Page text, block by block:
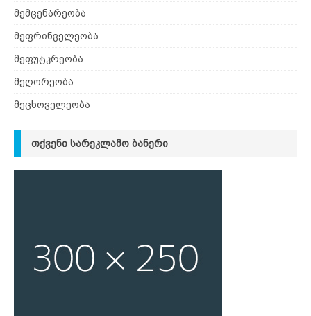
მემცენარეობა
მეფრინველეობა
მეფუტკრეობა
მეღორეობა
მეცხოველეობა
ᲗᲥᲕᲔᲜᲘ ᲡᲐᲠᲔᲙᲚᲐᲛᲝ ᲑᲐᲜᲔᲠᲘ